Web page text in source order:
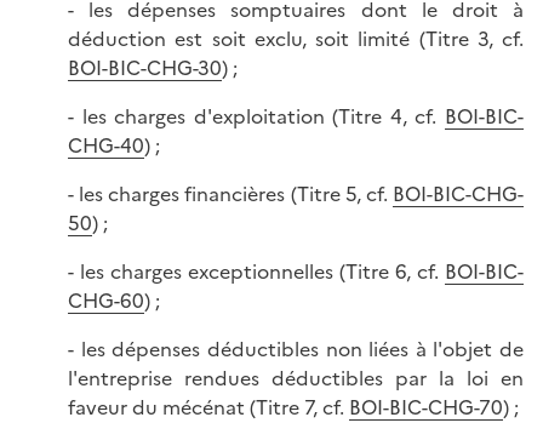
- les dépenses somptuaires dont le droit à
déduction est soit exclu, soit limité (Titre 3, cf.
BOI-BIC-CHG-30) ;
- les charges d'exploitation (Titre 4, cf. BOI-BIC-
CHG-40) ;
- les charges financières (Titre 5, cf. BOI-BIC-CHG-
50) ;
- les charges exceptionnelles (Titre 6, cf. BOI-BIC-
CHG-60) ;
- les dépenses déductibles non liées à l'objet de
l'entreprise rendues déductibles par la loi en
faveur du mécénat (Titre 7, cf. BOI-BIC-CHG-70) ;